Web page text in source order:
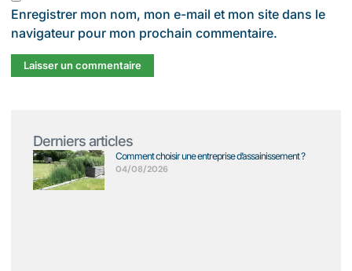
Enregistrer mon nom, mon e-mail et mon site dans le
navigateur pour mon prochain commentaire.
Derniers articles
Comment choisir une entreprise d’assainissement ?
04/08/2026